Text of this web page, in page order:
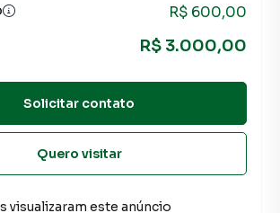
R$ 600,00
R$ 3.000,00
Solicitar contato
Quero visitar
visualizaram este anúncio